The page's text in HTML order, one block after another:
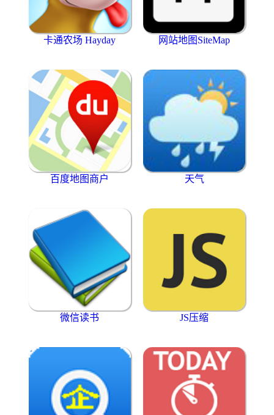
卡通农场 Hayday 网站地图SiteMap
百度地图商户 天气
微信读书 JS压缩